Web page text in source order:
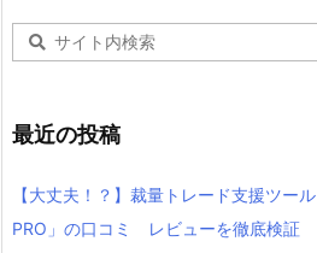
最近の投稿
【大丈夫！？】裁量トレード支援ツー
PRO」の口コミ レビューを徹底検証